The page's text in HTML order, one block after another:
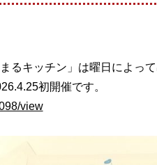
るキッチン」 は曜日によっ
初開催です。
view